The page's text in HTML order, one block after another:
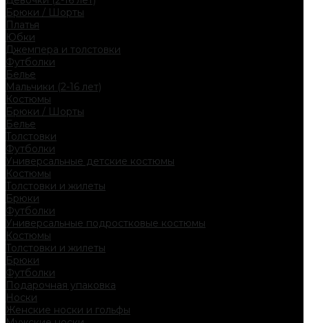
Брюки / Шорты
Платья
Юбки
Джемпера и толстовки
Футболки
Белье
Мальчики (2-16 лет)
Костюмы
Брюки / Шорты
Белье
Толстовки
Футболки
Универсальные детские костюмы
Костюмы
Толстовки и жилеты
Брюки
Футболки
Универсальные подростковые костюмы
Костюмы
Толстовки и жилеты
Брюки
Футболки
Подарочная упаковка
Носки
Женские носки и гольфы